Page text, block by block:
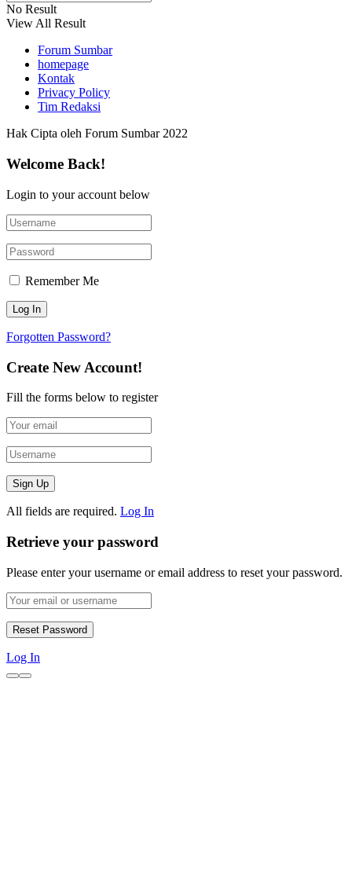
No Result
View All Result
Forum Sumbar
homepage
Kontak
Privacy Policy
Tim Redaksi
Hak Cipta oleh Forum Sumbar 2022
Welcome Back!
Login to your account below
Remember Me
Forgotten Password?
Create New Account!
Fill the forms below to register
All fields are required. Log In
Retrieve your password
Please enter your username or email address to reset your password.
Log In